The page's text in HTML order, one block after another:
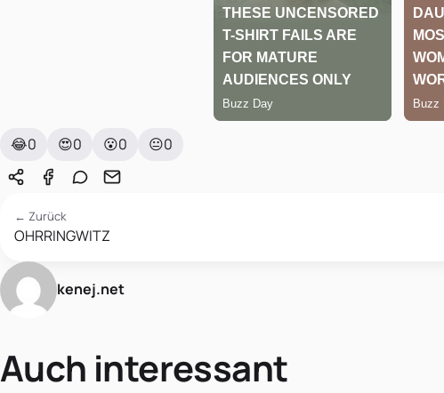
😂0 😍0 😮0 😐0
← Zurück
OHRRINGWITZ
kenej.net
Auch interessant